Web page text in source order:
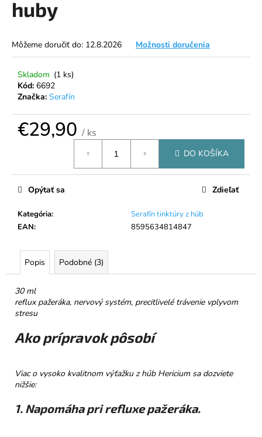
huby
Môžeme doručiť do: 12.8.2026 Možnosti doručenia
Skladom (1 ks)
Kód: 6692
Značka: Serafín
€29,90 / ks
DO KOŠÍKA
Kategória:
Serafín tinktúry z húb
EAN: 8595634814847
Opýtať sa Zdieľať
Popis Podobné (3)
30 ml
reflux pažeráka, nervový systém, precitlivelé trávenie vplyvom
stresu
Ako prípravok pôsobí
Viac o vysoko kvalitnom výťažku z húb Hericium sa dozviete
nižšie:
1. Napomáha pri refluxe pažeráka.
á
s
ť
?
HĽADAŤ
O
p
o
a
m
e
TATRANSKÁ
CHATOVÁ
ČAJ
40G
€6,50